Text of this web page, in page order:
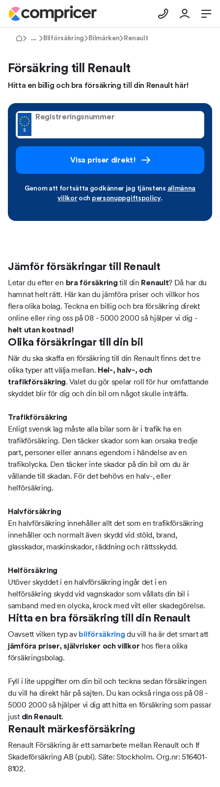
Försäkringar
Bilförsäkring Bilmärken Renault
Försäkring till Renault
Hitta en billig och bra försäkring till din Renault här!
Registreringsnummer
Visa priser direkt!
Genom att fortsätta godkänner jag tjänstens allmänna
villkor och personuppgiftspolicy.
Jämför försäkringar till Renault
Letar du efter en bra försäkring till din Renault? Då har du
hamnat helt rätt. Här kan du jämföra priser och villkor hos
flera olika bolag. Teckna en billig och bra försäkring direkt
online eller ring oss på 08 - 5000 2000 så hjälper vi dig -
helt utan kostnad!
Olika försäkringar till din bil
När du ska skaffa en försäkring till din Renault finns det tre
olika typer att välja mellan. Hel-, halv-, och
trafikförsäkring. Valet du gör spelar roll för hur omfattande
skyddet blir för dig och din bil om något skulle inträffa.
Trafikförsäkring
Enligt svensk lag måste alla bilar som är i trafik ha en
trafikförsäkring. Den täcker skador som kan orsaka tredje
part, personer eller annans egendom i händelse av en
trafikolycka. Den täcker inte skador på din bil om du är
vållande till skadan. För det behövs en halv-, eller
helförsäkring.
Halvförsäkring
En halvförsäkring innehåller allt det som en trafikförsäkring
innehåller och normalt även skydd vid stöld, brand,
glasskador, maskinskador, räddning och rättsskydd.
Helförsäkring
Utöver skyddet i en halvförsäkring ingår det i en
helförsäkring skydd vid vagnskador som vållats din bil i
samband med en olycka, krock med vilt eller skadegörelse.
Hitta en bra försäkring till din Renault
Oavsett vilken typ av bilförsäkring du vill ha är det smart att
jämföra priser, självrisker och villkor hos flera olika
försäkringsbolag.
Fyll i lite uppgifter om din bil och teckna sedan försäkringen
du vill ha direkt här på sajten. Du kan också ringa oss på 08 -
5000 2000 så hjälper vi dig att hitta en försäkring som passar
just din Renault.
Renault märkesförsäkring
Renault Försäkring är ett samarbete mellan Renault och If
Skadeförsäkring AB (publ). Säte: Stockholm. Org.nr: 516401-
8102.